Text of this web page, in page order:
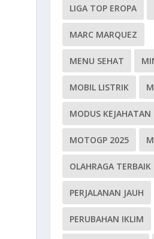
LIGA TOP EROPA
MARC MARQUEZ
MENU SEHAT
MOBIL LISTRIK
MODUS KEJAHATAN
MOTOGP 2025
OLAHRAGA TERBAIK
PERJALANAN JAUH
PERUBAHAN IKLIM